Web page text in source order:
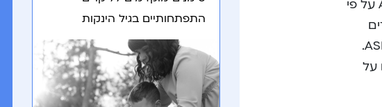
שני מחקרים בדקו את דפוסי ההשתתפות וגורמי הסביבה של ילדים עם ADHD ו-ASD על פי
לילדים
בגילאי 6-14 עם וללא ADHD ומחקר ב’ כלל 78 הורים לילדים בגילאי 6-12 עם וללא ASD.
על
התפתחותיים בגיל הינקות